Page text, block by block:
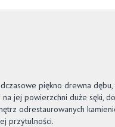
piękno drewna
jej powierzchni duże sęki,
odrestaurowanych
przytulności.